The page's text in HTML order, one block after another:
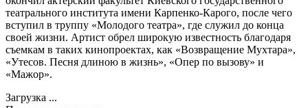
театрального института имени Карпенко-Карого, после чего
вступил в труппу «Молодого театра», где служил до конца
своей жизни. Артист обрел широкую известность благодаря
съемкам в таких кинопроектах, как «Возвращение Мухтара»,
«Утесов. Песня длиною в жизнь», «Опер по вызову» и
«Мажор».
Загрузка ...